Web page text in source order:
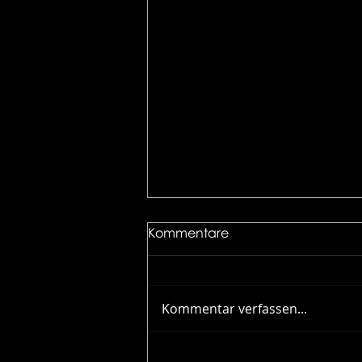
Kommentare
Kommentar verfassen...